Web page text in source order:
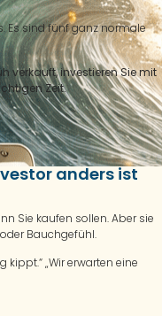
Es sind fünf ganz normale
verkauft,investieren Sie mit
Zeit.
anders ist
Sie kaufen sollen. Aber sie
Bauchgefühl.
kippt.“ „Wir erwarten eine